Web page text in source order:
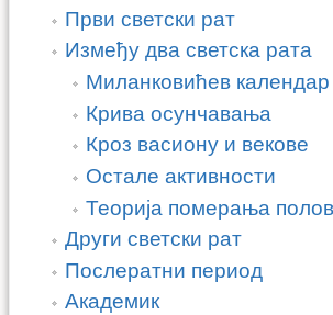
Први светски рат
Између два светска рата
Миланковићев календар
Крива осунчавања
Кроз васиону и векове
Остале активности
Теорија померања
Други светски рат
Послератни период
Академик